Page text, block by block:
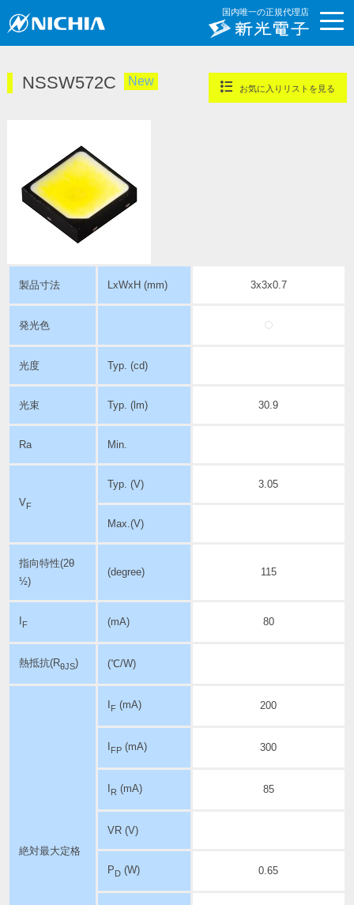
国内唯一の正規代理店
NSSW572C New
お気に入りリストを見る
製品寸法 LxWxH (mm) 3x3x0.7
発光色
光度 Typ. (cd)
光束 Typ. (lm) 30.9
Ra Min.
VF
Typ. (V) 3.05
Max.(V)
指向特性(2θ
½)
(degree) 115
F (mA) 80
熱抵抗(RθJS) (℃/W)
絶対最大定格
F(mA) 200
FP(mA) 300
R (mA) 85
VR (V)
PD(W) 0.65